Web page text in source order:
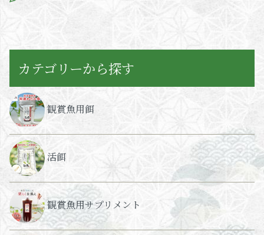
カテゴリーから探す
観賞魚用餌
活餌
観賞魚用サプリメント